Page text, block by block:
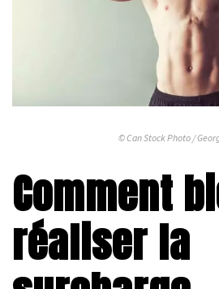
© Can Stock Photo /
Comment
réaliser la